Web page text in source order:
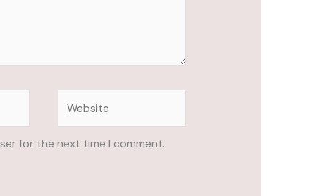
for the next time I comment.